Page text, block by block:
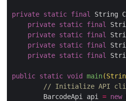
private static final String
private static final
private static final
private static final
private static final
public static void main(
// Initialize API
        BarcodeApi api
= new